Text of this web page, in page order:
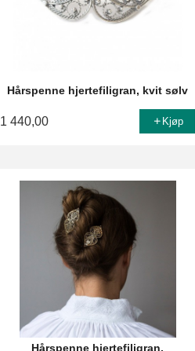
Hårspenne hjertefiligran, kvit sølv
1 440,00 Kjøp
Hårspenne hjertefiligran,